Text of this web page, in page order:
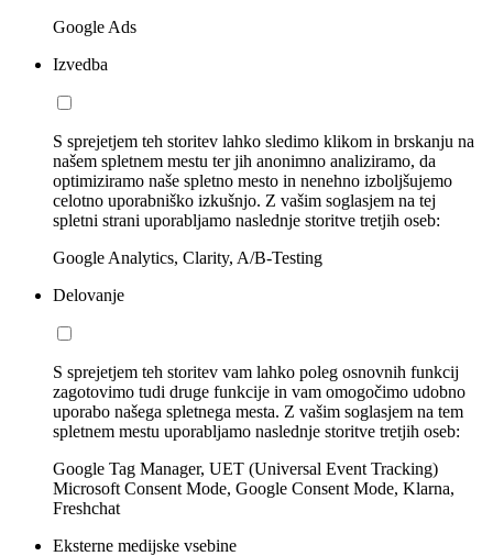
Google Ads
Izvedba
S sprejetjem teh storitev lahko sledimo klikom in brskanju na
našem spletnem mestu ter jih anonimno analiziramo, da
optimiziramo naše spletno mesto in nenehno izboljšujemo
celotno uporabniško izkušnjo. Z vašim soglasjem na tej
spletni strani uporabljamo naslednje storitve tretjih oseb:
Google Analytics, Clarity, A/B-Testing
Delovanje
S sprejetjem teh storitev vam lahko poleg osnovnih funkcij
zagotovimo tudi druge funkcije in vam omogočimo udobno
uporabo našega spletnega mesta. Z vašim soglasjem na tem
spletnem mestu uporabljamo naslednje storitve tretjih oseb:
Google Tag Manager, UET (Universal Event Tracking)
Microsoft Consent Mode, Google Consent Mode, Klarna,
Freshchat
Eksterne medijske vsebine